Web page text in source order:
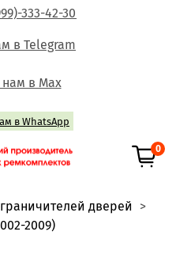
333-42-30
в Telegram
в Max
в WhatsApp
0
дверей
2009)